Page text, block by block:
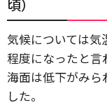
頃）
気候については
程度になったと言
海面は低下がみら
した。